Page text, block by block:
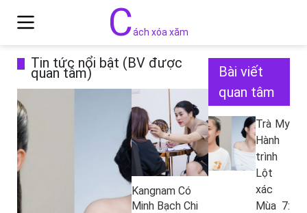
Cách xóa xăm
Tin tức nổi bật (BV được
quan tâm)
Kangnam Có
Minh Bạch Chi
Bài viết
quan tâm
Trà My
Hành
trình
Lột
xác
Mùa 7: